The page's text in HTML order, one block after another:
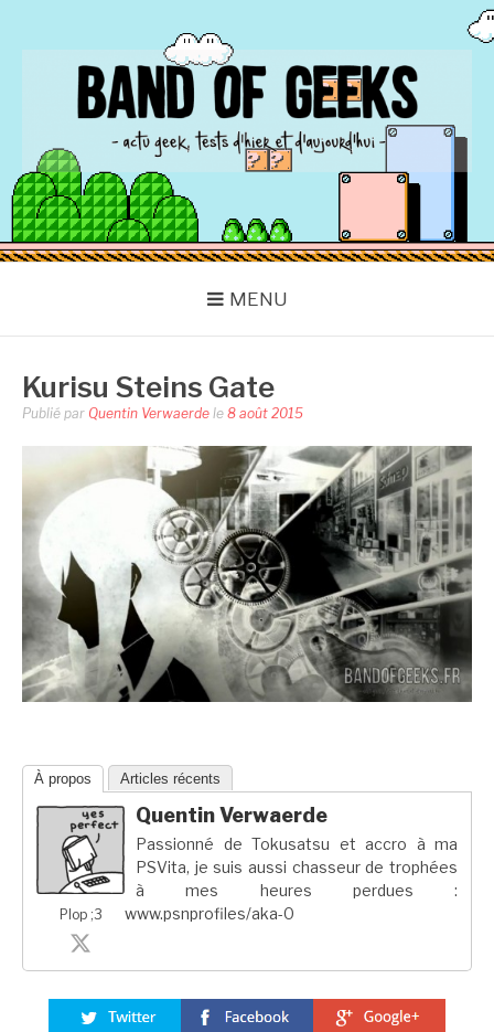
BAND OF GEEKS
Actu Geek d'hier et d'aujourd'hui
MENU
Kurisu Steins Gate
Publié par Quentin Verwaerde le 8 août 2015
À propos Articles récents
Plop ;3
Quentin Verwaerde
Passionné de Tokusatsu et accro à ma
PSVita, je suis aussi chasseur de trophées
à mes heures perdues :
www.psnprofiles/aka-0